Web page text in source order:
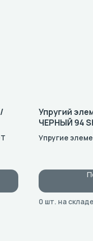
Упругий
ЧЕРНЫЙ 94
Упругие